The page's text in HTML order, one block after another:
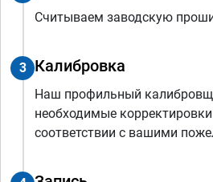
Считываем заводскую
3 Калибровка
Наш профильный
необходимые
соответствии с вашими